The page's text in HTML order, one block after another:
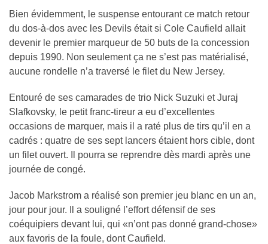
Bien évidemment, le suspense entourant ce match retour
du dos-à-dos avec les Devils était si Cole Caufield allait
devenir le premier marqueur de 50 buts de la concession
depuis 1990. Non seulement ça ne s’est pas matérialisé,
aucune rondelle n’a traversé le filet du New Jersey.
Entouré de ses camarades de trio Nick Suzuki et Juraj
Slafkovsky, le petit franc-tireur a eu d’excellentes
occasions de marquer, mais il a raté plus de tirs qu’il en a
cadrés : quatre de ses sept lancers étaient hors cible, dont
un filet ouvert. Il pourra se reprendre dès mardi après une
journée de congé.
Jacob Markstrom a réalisé son premier jeu blanc en un an,
jour pour jour. Il a souligné l’effort défensif de ses
coéquipiers devant lui, qui «n’ont pas donné grand-chose»
aux favoris de la foule, dont Caufield.